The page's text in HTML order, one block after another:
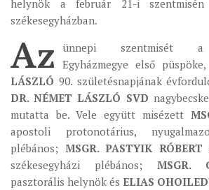
ORGANIGRAMMA
PÜSPÖKI DEKRÉTUM
ZSINATI IMA
ZSINAT MOTTÓJA, LOGÓJA
ZSINATI IRODA
KOORDINÁLÓ BIZOTTSÁG
ZSINATI TAGOK
MUNKADOKUMENTUMOK
helynök a február 21-i szentmisén
székesegyházban.
Az
ünnepi szentmisét a
Egyházmegye első püspöke,
LÁSZLÓ 90. születésnapjának
DR. NÉMET LÁSZLÓ SVD
mutatta be. Vele együtt misézett
apostoli protonotárius,
plébános; MSGR. PASTYIK RÓBERT
székesegyházi plébános; MSGR.
pasztorális helynök és ELIAS